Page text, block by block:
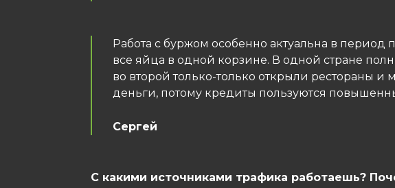
Работа с буржом особенно актуальна в
все яйца в одной корзине. В одной стране
во второй только-только открыли рестораны и
деньги, потому кредиты пользуются
Сергей
С какими источниками трафика работаешь?